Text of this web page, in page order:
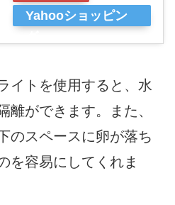
Yahooショッピン
イトを使用すると、水
離ができます。また、
のスペースに卵が落ち
を容易にしてくれま